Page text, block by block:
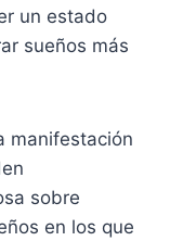
un estado
sueños más
manifestación
sobre
en los que